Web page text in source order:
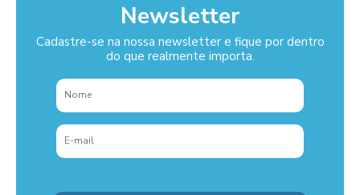
Newsletter
Cadastre-se na nossa newsletter e fique por dentro
do que realmente importa.